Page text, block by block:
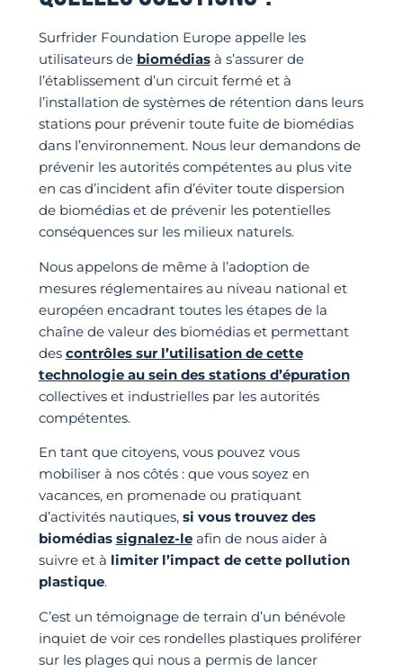
Surfrider Foundation Europe appelle les
utilisateurs de biomédiasà s’assurer de
l’établissement d’un circuit fermé et à
l’installation de systèmes de rétention dans leurs
stations pour prévenir toute fuite de biomédias
dans l’environnement. Nous leur demandons de
prévenir les autorités compétentes au plus vite
en cas d’incident afin d’éviter toute dispersion
de biomédias et de prévenir les potentielles
conséquences sur les milieux naturels.
Nous appelons de même à l’adoption de
mesures réglementaires au niveau national et
européen encadrant toutes les étapes de la
chaîne de valeur des biomédias et permettant
des contrôles sur l’utilisation de cette
technologie au sein des stations d’épuration
collectives et industrielles par les autorités
compétentes.
En tant que citoyens, vous pouvez vous
mobiliser à nos côtés : que vous soyez en
vacances, en promenade ou pratiquant
d’activités nautiques, si vous trouvez des
biomédias signalez-leafin de nous aider à
suivre et à limiter l’impact de cette pollution
plastique.
C’est un témoignage de terrain d’un bénévole
inquiet de voir ces rondelles plastiques proliférer
sur les plages qui nous a permis de lancer